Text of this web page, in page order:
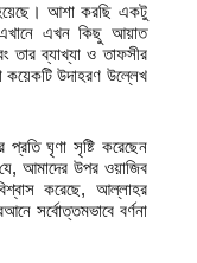
হয়েছে। আশা করছি একটু
এখন কিছু আয়াত
ব্যাখ্যা ও তাফসীর
উদাহরণ উল্লেখ
ঘৃণা সৃষ্টি করেছেন
আমাদের উপর ওয়াজিব
করেছে, আল্লাহর
সর্বোত্তমভাবে বর্ণনা